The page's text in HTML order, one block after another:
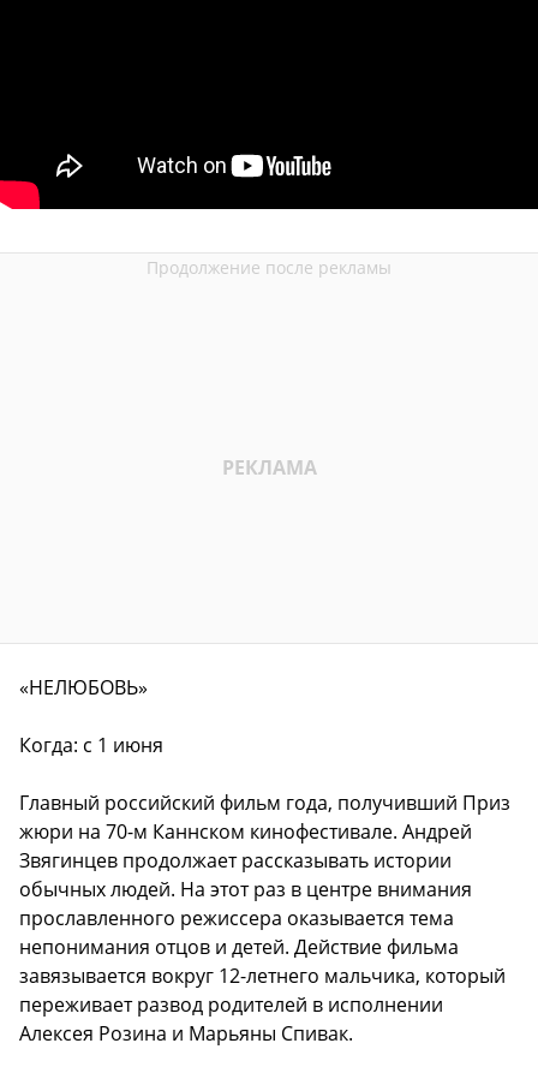
«НЕЛЮБОВЬ»
Когда: с 1 июня
Главный российский фильм года, получивший Приз
жюри на 70-м Каннском кинофестивале. Андрей
Звягинцев продолжает рассказывать истории
обычных людей. На этот раз в центре внимания
прославленного режиссера оказывается тема
непонимания отцов и детей. Действие фильма
завязывается вокруг 12-летнего мальчика, который
переживает развод родителей в исполнении
Алексея Розина и Марьяны Спивак.